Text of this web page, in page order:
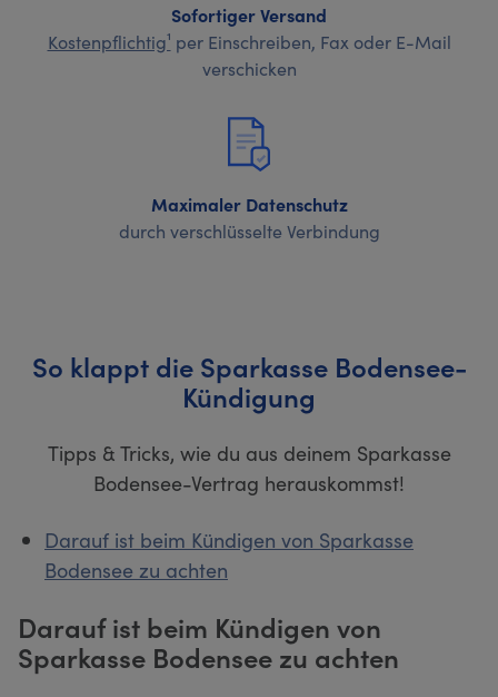
Sofortiger Versand
Kostenpflichtig¹ per Einschreiben, Fax oder E-Mail
verschicken
Maximaler Datenschutz
durch verschlüsselte Verbindung
So klappt die Sparkasse Bodensee-
Kündigung
Tipps & Tricks, wie du aus deinem Sparkasse
Bodensee-Vertrag herauskommst!
Darauf ist beim Kündigen von Sparkasse
Bodensee zu achten
Darauf ist beim Kündigen von
Sparkasse Bodensee zu achten